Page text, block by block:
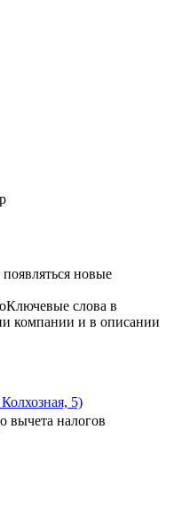
новые
Ключевые слова в
компании и в описании
5)
вычета налогов